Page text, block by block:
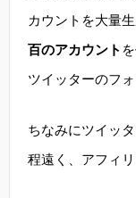
カウントを大量
百のアカウント
ツイッターのフ
ちなみにツイッ
程遠く、アフィ